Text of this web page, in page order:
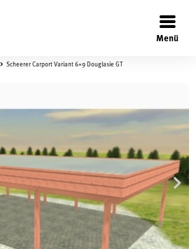
Menü
×
Türen
Wand
Scheerer Carport Variant 6×9 Douglasie GT